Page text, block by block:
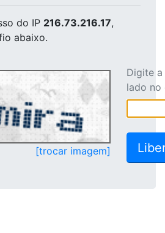
do IP 216.73.216.17,
abaixo.
[trocar imagem]
Digite
lado no